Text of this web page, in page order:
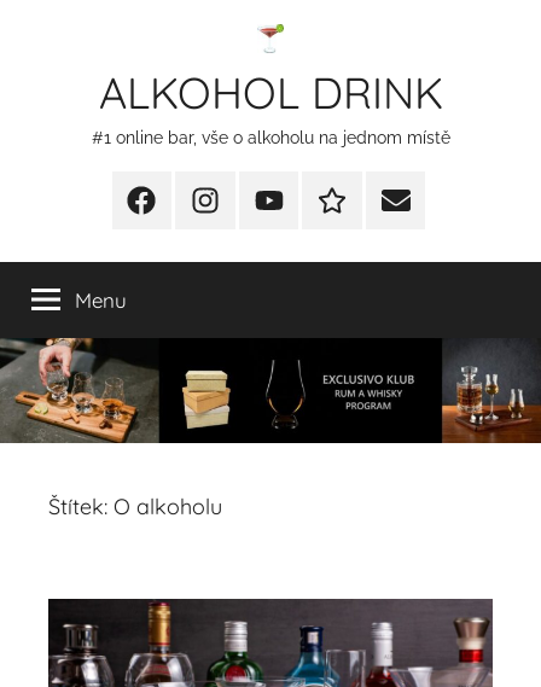
ALKOHOL DRINK
#1 online bar, vše o alkoholu na jednom místě
FacebookInstagram
YT
Redakční
E-
Menu
Štítek: O alkoholu